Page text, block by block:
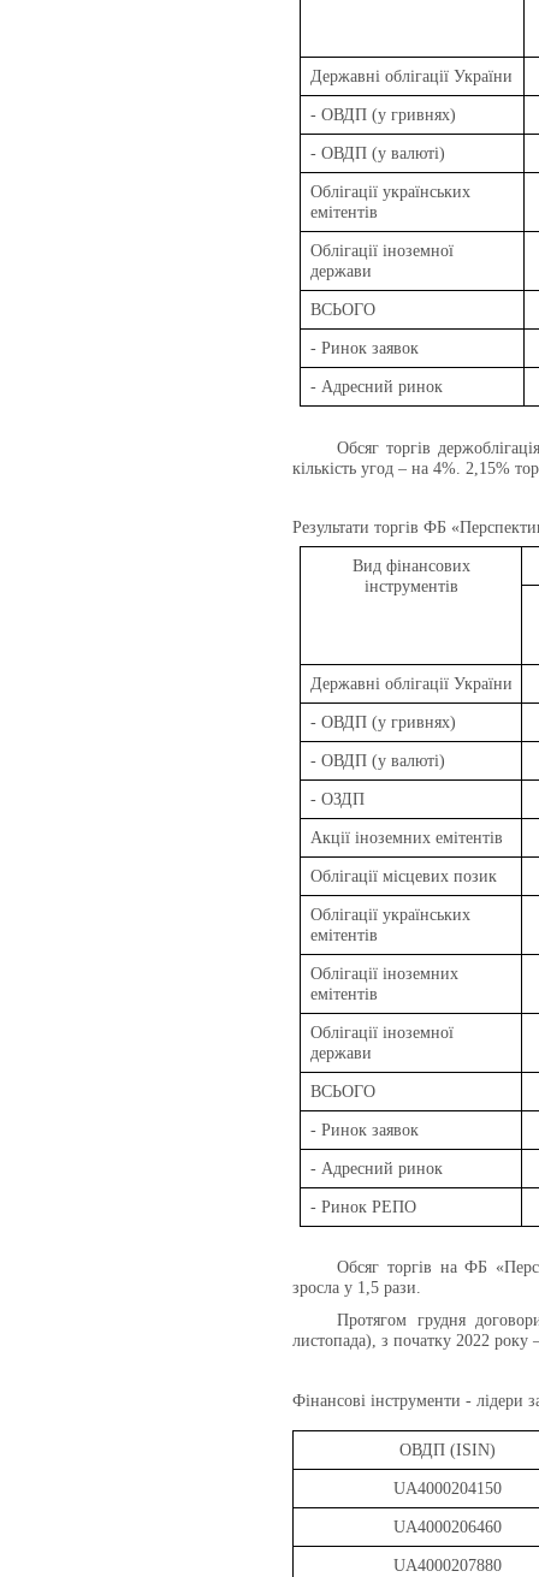
Державні облігації України
- ОВДП (у гривнях)
- ОВДП (у валюті)
Облігації українських
емітентів
Облігації іноземної
держави
ВСЬОГО
- Ринок заявок
- Адресний ринок
Обсяг торгів
кількість угод – на 4%. 2,15%
Результати торгів ФБ
Вид фінансових
інструментів
Державні облігації України
- ОВДП (у гривнях)
- ОВДП (у валюті)
- ОЗДП
Акції іноземних емітентів
Облігації місцевих позик
Облігації українських
емітентів
Облігації іноземних
емітентів
Облігації іноземної
держави
ВСЬОГО
- Ринок заявок
- Адресний ринок
- Ринок РЕПО
Обсяг торгів на ФБ
зросла у 1,5 рази.
Протягом грудня
листопада), з початку 2022 року
Фінансові інструменти - лідери
ОВДП (ISIN)
UA4000204150
UA4000206460
UA4000207880